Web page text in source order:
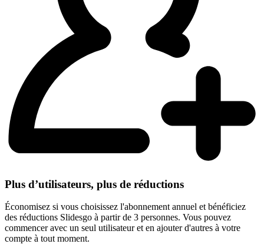
Plus d’utilisateurs, plus de réductions
Économisez si vous choisissez l'abonnement annuel et bénéficiez
des réductions Slidesgo à partir de 3 personnes. Vous pouvez
commencer avec un seul utilisateur et en ajouter d'autres à votre
compte à tout moment.